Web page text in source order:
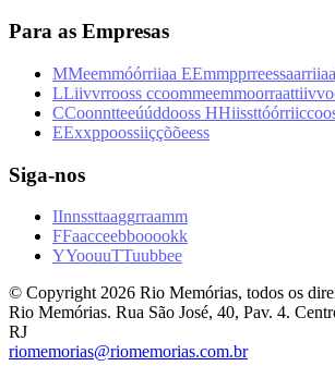
Para as Empresas
MMeemmóórriiaa EEmmpprreessaarriiaa
LLiivvrrooss ccoommeemmoorraattiivvo
CCoonntteeúúddooss HHiissttóórriiccoo
EExxppoossiiççõõeess
Siga-nos
IInnssttaaggrraamm
FFaacceebbooookk
YYoouuTTuubbee
© Copyright 2026 Rio Memórias, todos os
Rio Memórias. Rua São José, 40, Pav. 4.
RJ
riomemorias@riomemorias.com.br